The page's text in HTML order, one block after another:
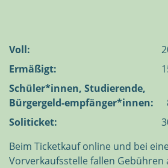
Voll:
Ermäßigt:
Schüler*innen, Studierende,
Bürgergeld-empfänger*innen:
Soliticket:
Beim Ticketkauf online und bei
Vorverkaufsstelle fallen Gebühren